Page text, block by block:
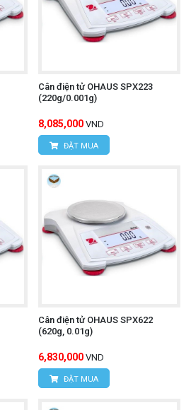
Cân điện tử OHAUS SPX223
(220g/0.001g)
8,085,000 VND
ĐẶT MUA
Cân điện tử OHAUS SPX622
(620g, 0.01g)
6,830,000 VND
ĐẶT MUA